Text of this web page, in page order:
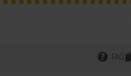
FAQ